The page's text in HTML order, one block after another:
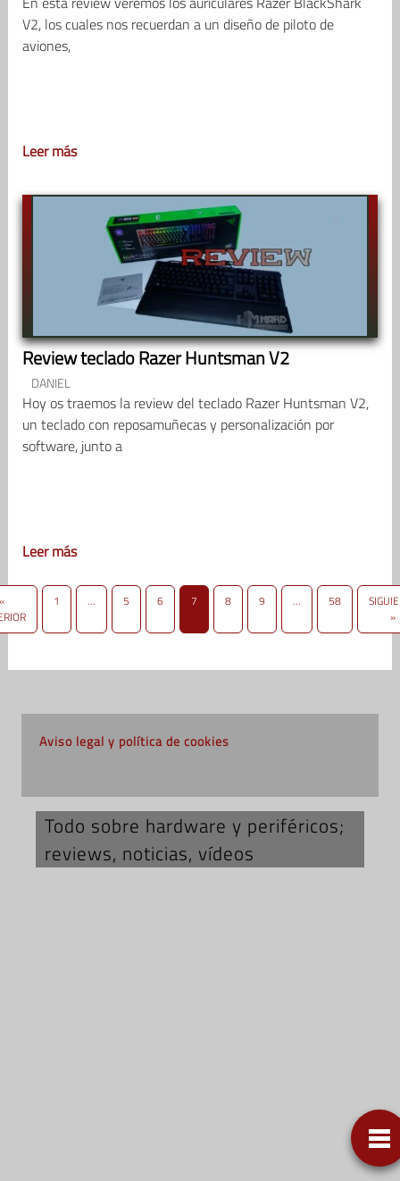
V2, los cuales nos recuerdan a un diseño de piloto de
aviones,
Leer más
Review teclado Razer Huntsman V2
DANIEL
Hoy os traemos la review del teclado Razer Huntsman V2,
un teclado con reposamuñecas y personalización por
software, junto a
Leer más
«
1 … 5 6 7 8 9 … 58
»
Aviso legal y política de cookies
Todo sobre hardware y periféricos;
reviews, noticias, vídeos